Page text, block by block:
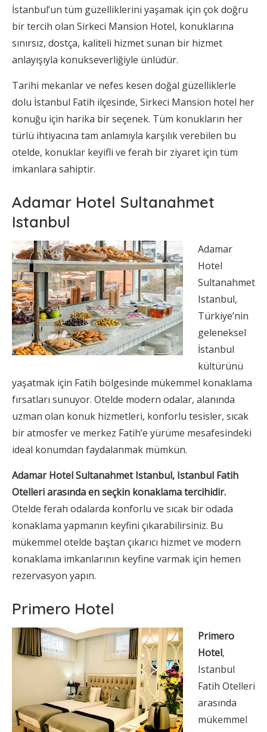
İstanbul’un tüm güzelliklerini yaşamak için çok doğru
bir tercih olan Sirkeci Mansion Hotel, konuklarına
sınırsız, dostça, kaliteli hizmet sunan bir hizmet
anlayışıyla konukseverliğiyle ünlüdür.
Tarihi mekanlar ve nefes kesen doğal güzelliklerle
dolu İstanbul Fatih ilçesinde, Sirkeci Mansion hotel her
konuğu için harika bir seçenek. Tüm konukların her
türlü ihtiyacına tam anlamıyla karşılık verebilen bu
otelde, konuklar keyifli ve ferah bir ziyaret için tüm
imkanlara sahiptir.
Adamar Hotel Sultanahmet
Istanbul
Adamar
Hotel
Sultanahmet
Istanbul,
Türkiye’nin
geleneksel
İstanbul
kültürünü
yaşatmak için Fatih bölgesinde mükemmel konaklama
fırsatları sunuyor. Otelde modern odalar, alanında
uzman olan konuk hizmetleri, konforlu tesisler, sıcak
bir atmosfer ve merkez Fatih’e yürüme mesafesindeki
ideal konumdan faydalanmak mümkün.
Adamar Hotel Sultanahmet Istanbul, Istanbul Fatih
Otelleri arasında en seçkin konaklama tercihidir.
Otelde ferah odalarda konforlu ve sıcak bir odada
konaklama yapmanın keyfini çıkarabilirsiniz. Bu
mükemmel otelde baştan çıkarıcı hizmet ve modern
konaklama imkanlarının keyfine varmak için hemen
rezervasyon yapın.
Primero Hotel
Primero
Hotel,
Istanbul
Fatih Otelleri
arasında
mükemmel